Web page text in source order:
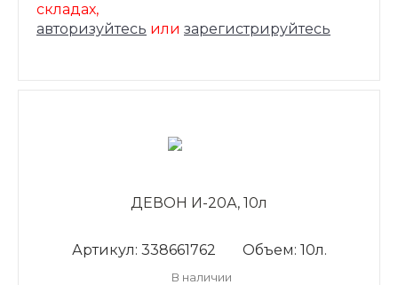
складах,
авторизуйтесь или зарегистрируйтесь
ДЕВОН И-20А, 10л
Артикул: 338661762 Объем: 10л.
В наличии